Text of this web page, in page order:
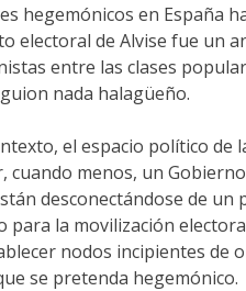
hegemónicos en España
electoral de Alvise fue un
entre las clases
nada halagüeño.
el espacio político
cuando menos, un
desconectándose de un
para la movilización
nodos incipientes de
se pretenda hegemónico.